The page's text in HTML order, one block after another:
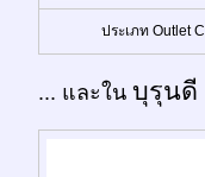
ประเภท Outlet C
... และใน บุรุนดี